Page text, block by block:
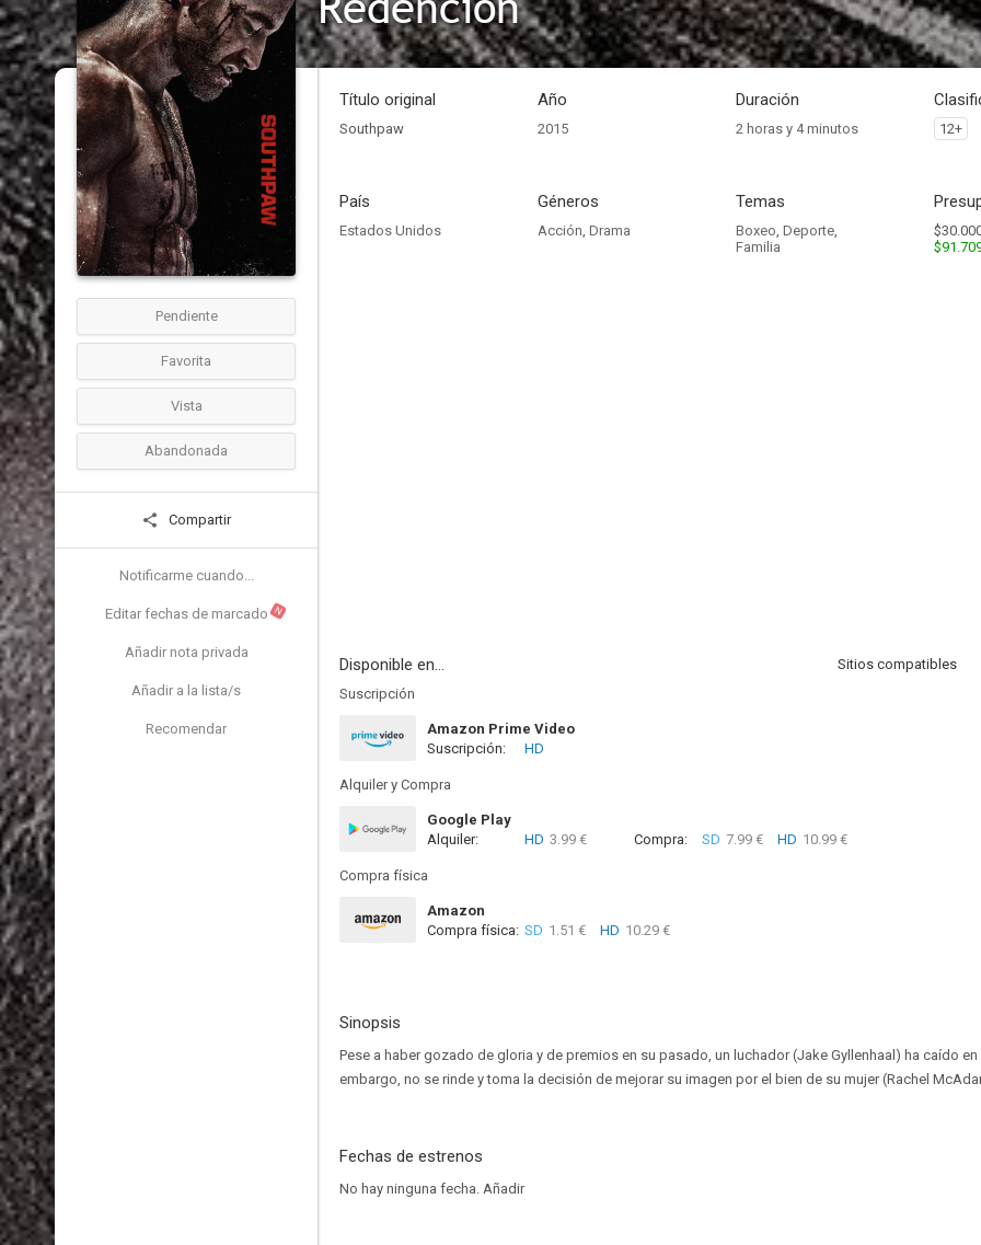
Pendiente
Favorita
Vista
Abandonada
Compartir
Notificarme cuando...
Editar fechas de marcado N
Añadir nota privada
Añadir a la lista/s
Recomendar
Título original
Southpaw
Año
2015
Duración
2 horas y 4 minutos 12+
País
Estados Unidos
Géneros
Acción, Drama
Temas
Boxeo, Deporte,
Familia
Disponible en...
Sitios compatibles
Suscripción
Amazon Prime Video
Suscripción:
HD
Alquiler y Compra
Google Play
Alquiler:
HD 3.99 € Compra: SD 7.99 € HD 10.99 €
Compra física
Amazon
Compra física: SD 1.51 € HD 10.29 €
Sinopsis
Pese a haber gozado de gloria y de premios en su pasado, un luchador (Jake Gyllenhaal) ha caído en
embargo, no se rinde y toma la decisión de mejorar su imagen por el bien de su mujer (Rachel
Fechas de estrenos
No hay ninguna fecha. Añadir